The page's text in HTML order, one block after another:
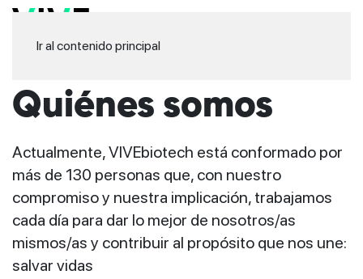
Ir al contenido principal
Quiénes somos
Actualmente, VIVEbiotech está conformado por
más de 130 personas que, con nuestro
compromiso y nuestra implicación, trabajamos
cada día para dar lo mejor de nosotros/as
mismos/as y contribuir al propósito que nos une:
salvar vidas